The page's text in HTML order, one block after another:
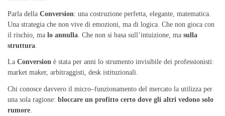
Parla della Conversion: una costruzione perfetta, elegante, matematica.
Una strategia che non vive di emozioni, ma di logica. Che non gioca con
il rischio, ma lo annulla. Che non si basa sull’intuizione, ma sulla
struttura.
La Conversion è stata per anni lo strumento invisibile dei professionisti:
market maker, arbitraggisti, desk istituzionali.
Chi conosce davvero il micro–funzionamento del mercato la utilizza per
una sola ragione: bloccare un profitto certo dove gli altri vedono solo
rumore